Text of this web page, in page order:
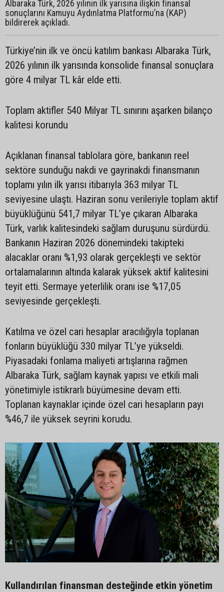
Albaraka Türk, 2026 yılının ilk yarısına ilişkin finansal
sonuçlarını Kamuyu Aydınlatma Platformu’na (KAP)
bildirerek açıkladı.
Türkiye’nin ilk ve öncü katılım bankası Albaraka Türk,
2026 yılının ilk yarısında konsolide finansal sonuçlara
göre 4 milyar TL kâr elde etti.
Toplam aktifler 540 Milyar TL sınırını aşarken bilanço
kalitesi korundu
Açıklanan finansal tablolara göre, bankanın reel
sektöre sunduğu nakdi ve gayrinakdi finansmanın
toplamı yılın ilk yarısı itibarıyla 363 milyar TL
seviyesine ulaştı. Haziran sonu verileriyle toplam aktif
büyüklüğünü 541,7 milyar TL’ye çıkaran Albaraka
Türk, varlık kalitesindeki sağlam duruşunu sürdürdü.
Bankanın Haziran 2026 dönemindeki takipteki
alacaklar oranı %1,93 olarak gerçekleşti ve sektör
ortalamalarının altında kalarak yüksek aktif kalitesini
teyit etti. Sermaye yeterlilik oranı ise %17,05
seviyesinde gerçekleşti.
Katılma ve özel cari hesaplar aracılığıyla toplanan
fonların büyüklüğü 330 milyar TL’ye yükseldi.
Piyasadaki fonlama maliyeti artışlarına rağmen
Albaraka Türk, sağlam kaynak yapısı ve etkili mali
yönetimiyle istikrarlı büyümesine devam etti.
Toplanan kaynaklar içinde özel cari hesapların payı
%46,7 ile yüksek seyrini korudu.
Kullandırılan finansman desteğinde etkin yönetim